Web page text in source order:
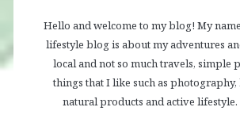
Hello and welcome to my blog! My
lifestyle blog is about my adventures
local and not so much travels, simple
things that I like such as photography,
natural products and active lifestyle.